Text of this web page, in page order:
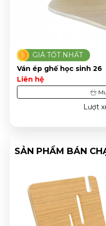
GIÁ TỐT
Ván ép ghế
SẢN PHẨM BÁN